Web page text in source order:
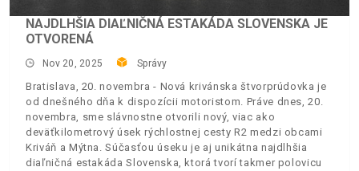
NAJDLHŠIA DIAĽNIČNÁ ESTAKÁDA SLOVENSKA JE
OTVORENÁ
Nov 20, 2025 Správy
Bratislava, 20. novembra - Nová krivánska štvorprúdovka je
od dnešného dňa k dispozícii motoristom. Práve dnes, 20.
novembra, sme slávnostne otvorili nový, viac ako
deväťkilometrový úsek rýchlostnej cesty R2 medzi obcami
Kriváň a Mýtna. Súčasťou úseku je aj unikátna najdlhšia
diaľničná estakáda Slovenska, ktorá tvorí takmer polovicu